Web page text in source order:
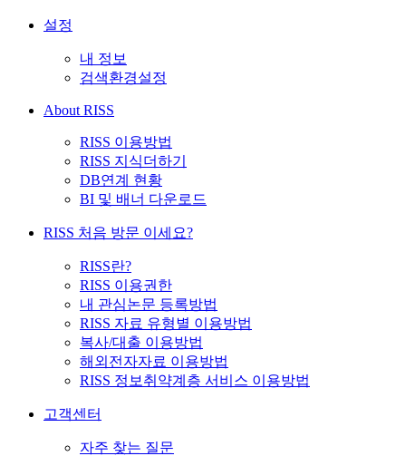
설정
내 정보
검색환경설정
About RISS
RISS 이용방법
RISS 지식더하기
DB연계 현황
BI 및 배너 다운로드
RISS 처음 방문 이세요?
RISS란?
RISS 이용권한
내 관심논문 등록방법
RISS 자료 유형별 이용방법
복사/대출 이용방법
해외전자자료 이용방법
RISS 정보취약계층 서비스 이용방법
고객센터
자주 찾는 질문